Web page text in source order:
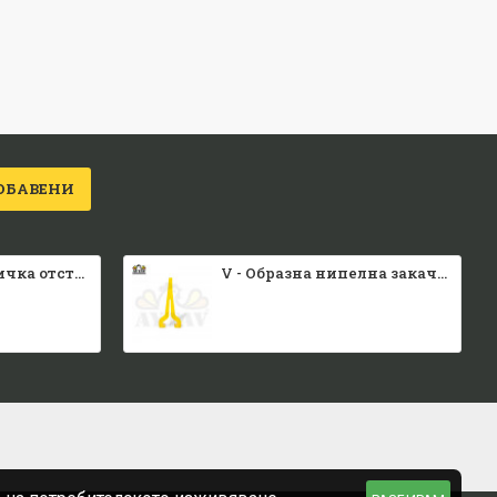
Малка каса вратичка отстрани и отгоре V - Образна нипелна закачалка